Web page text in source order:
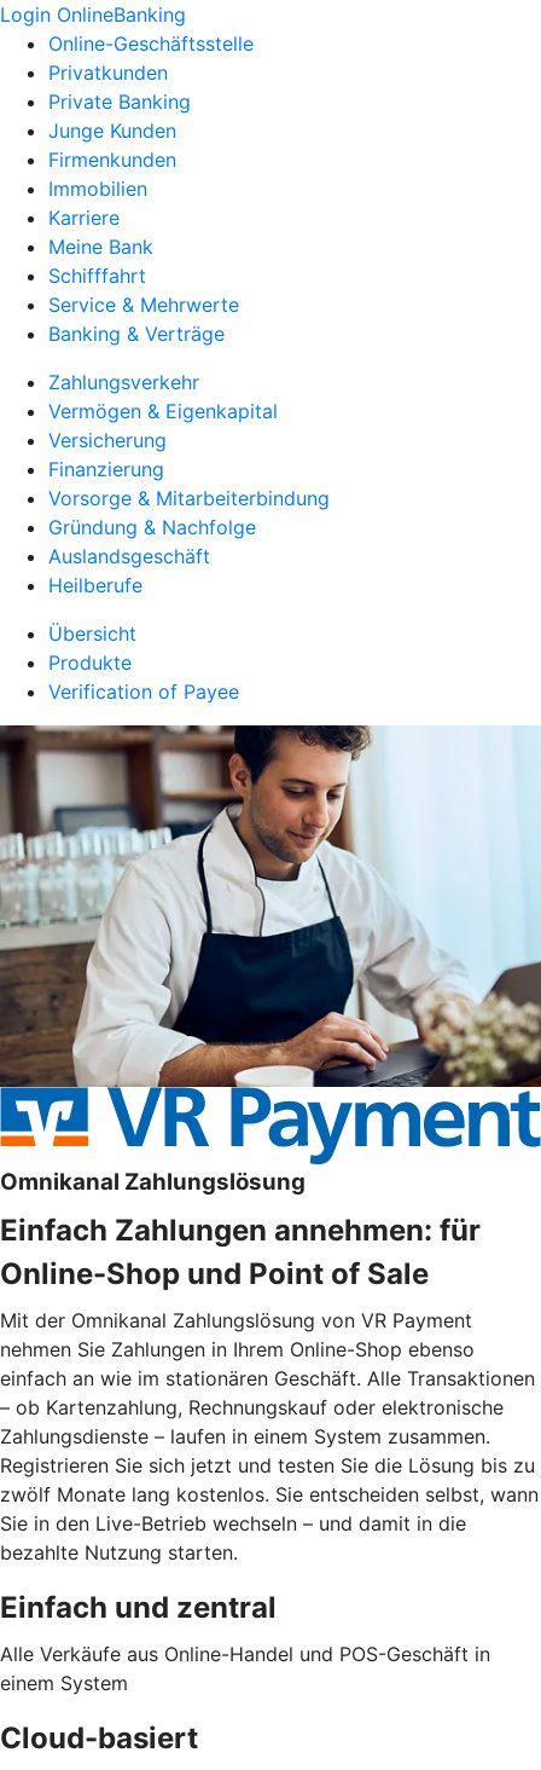
Login OnlineBanking
Online-Geschäftsstelle
Privatkunden
Private Banking
Junge Kunden
Firmenkunden
Immobilien
Karriere
Meine Bank
Schifffahrt
Service & Mehrwerte
Banking & Verträge
Zahlungsverkehr
Vermögen & Eigenkapital
Versicherung
Finanzierung
Vorsorge & Mitarbeiterbindung
Gründung & Nachfolge
Auslandsgeschäft
Heilberufe
Übersicht
Produkte
Verification of Payee
Omnikanal Zahlungslösung
Einfach Zahlungen annehmen: für
Online-Shop und Point of Sale
Mit der Omnikanal Zahlungslösung von VR Payment
nehmen Sie Zahlungen in Ihrem Online-Shop ebenso
einfach an wie im stationären Geschäft. Alle Transaktionen
– ob Kartenzahlung, Rechnungskauf oder elektronische
Zahlungsdienste – laufen in einem System zusammen.
Registrieren Sie sich jetzt und testen Sie die Lösung bis zu
zwölf Monate lang kostenlos. Sie entscheiden selbst, wann
Sie in den Live-Betrieb wechseln – und damit in die
bezahlte Nutzung starten.
Einfach und zentral
Alle Verkäufe aus Online-Handel und POS-Geschäft in
einem System
Cloud-basiert